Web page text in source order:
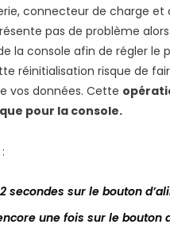
connecteur de charge et
pas de problème
la console afin de régler le
réinitialisation risque de
vos données. Cette
pour la console.
secondes sur le bouton
une fois sur le bouton